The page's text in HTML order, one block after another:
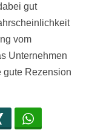
gut
vom
Unternehmen
gute Rezension